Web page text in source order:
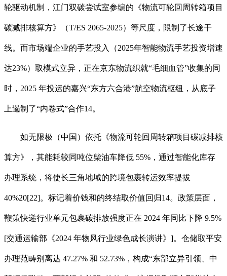
轮驱动机制，江门双碳尝试室参编的《物流可轮回周转箱项目
碳减排核算方》（T/ES 2065-2025）等尺度，限制了长途干
线。而市场端企业的手艺投入（2025年智能物流手艺投资增速
达23%）取模式立异，正在京东物流织就“毛细血管”收集的同
时，2025 年投运的嘉兴“东方六合港”航空物流枢纽，从底子
上遏制了“内卷式”合作14。
如无限极（中国）依托《物流可轮回周转箱项目碳减排核
算方》，其能耗较同吨位柴油车降低 55%，通过智能化库存
办理系统，将使长三角地域的跨境包裹转运效率提拔
40%20[22]。标记着价钱和的终结取价值回归14。政策层面，
鞭策快递行业单元包裹碳排放强度正在 2024 年同比下降 9.5%
[交通运输部《2024 年物风行业绿色成长演讲》]。仓储取平安
办理范畴别离达 47.27% 和 52.73%，构成“东部立异引领、中